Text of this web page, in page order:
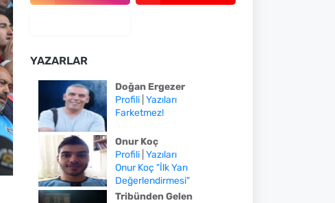
YAZARLAR
Doğan Ergezer
Profili| Yazıları
Farketmez!
Onur Koç
Profili| Yazıları
Onur Koç "İlk Yarı
Değerlendirmesi"
Tribünden Gelen